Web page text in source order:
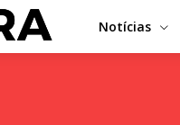
Notícias